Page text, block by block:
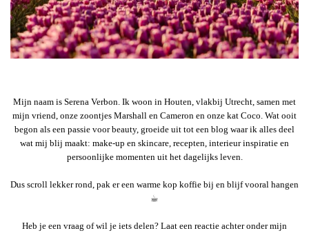
Mijn naam is Serena Verbon. Ik woon in Houten, vlakbij Utrecht, samen met
mijn vriend, onze zoontjes Marshall en Cameron en onze kat Coco. Wat ooit
begon als een passie voor beauty, groeide uit tot een blog waar ik alles deel
wat mij blij maakt: make-up en skincare, recepten, interieur inspiratie en
persoonlijke momenten uit het dagelijks leven.
Dus scroll lekker rond, pak er een warme kop koffie bij en blijf vooral hangen
☕︎
Heb je een vraag of wil je iets delen? Laat een reactie achter onder mijn